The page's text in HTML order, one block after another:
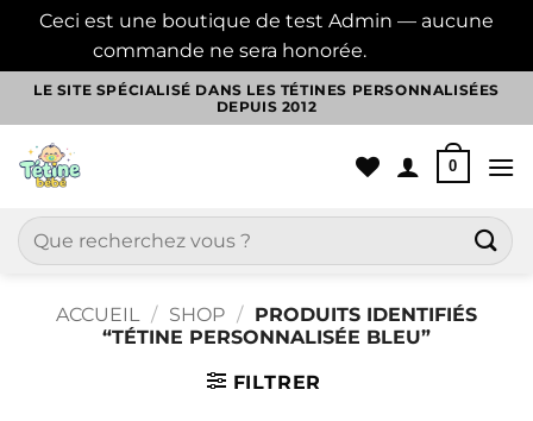
Ceci est une boutique de test Admin — aucune
commande ne sera honorée.
Passer
contenu
LE SITE SPÉCIALISÉ DANS LES TÉTINES PERSONNALISÉES
DEPUIS 2012
0
Recherche
pour :
ACCUEIL / SHOP / PRODUITS IDENTIFIÉS
“TÉTINE PERSONNALISÉE BLEU”
FILTRER